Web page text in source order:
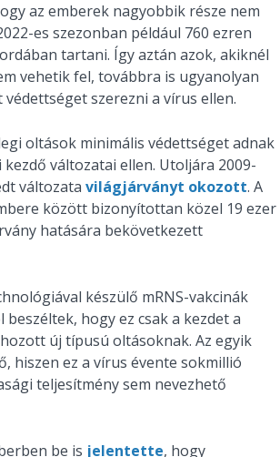
az emberek nagyobbik része nem
es szezonban például 760 ezren
tartani. Így aztán azok, akiknél
vehetik fel, továbbra is ugyanolyan
szerezni a vírus ellen.
oltások minimális védettséget adnak
változatai ellen. Utoljára 2009-
változata világjárványt okozott. A
között bizonyítottan közel 19 ezer
hatására bekövetkezett
készülő mRNS-vakcinák
hogy ez csak a kezdet a
új típusú oltásoknak. Az egyik
hiszen ez a vírus évente sokmillió
teljesítmény sem nevezhető
be is jelentette, hogy